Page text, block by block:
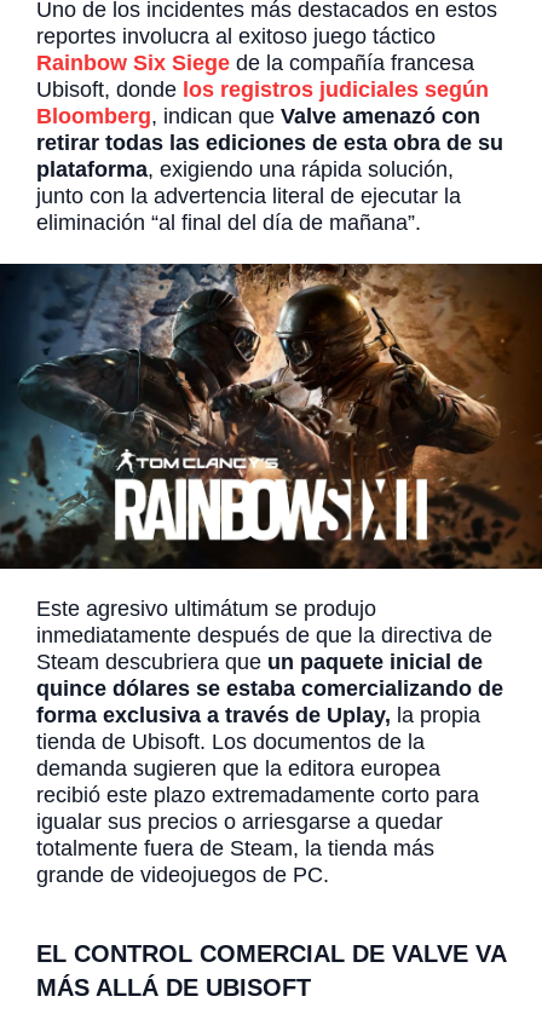
Uno de los incidentes más destacados en estos
reportes involucra al exitoso juego táctico
Rainbow Six Siege de la compañía francesa
Ubisoft, donde los registros judiciales según
Bloomberg, indican que Valve amenazó con
retirar todas las ediciones de esta obra de su
plataforma, exigiendo una rápida solución,
junto con la advertencia literal de ejecutar la
eliminación “al final del día de mañana”.
Este agresivo ultimátum se produjo
inmediatamente después de que la directiva de
Steam descubriera que un paquete inicial de
quince dólares se estaba comercializando de
forma exclusiva a través de Uplay, la propia
tienda de Ubisoft. Los documentos de la
demanda sugieren que la editora europea
recibió este plazo extremadamente corto para
igualar sus precios o arriesgarse a quedar
totalmente fuera de Steam, la tienda más
grande de videojuegos de PC.
EL CONTROL COMERCIAL DE VALVE VA
MÁS ALLÁ DE UBISOFT